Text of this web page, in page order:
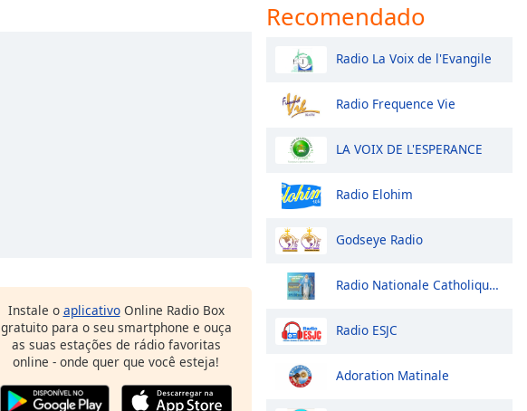
Instale o aplicativoOnline Radio Box
gratuito para o seu smartphone e ouça
as suas estações de rádio favoritas
online - onde quer que você esteja!
Recomendado
Radio La Voix de l'Evangile
Radio Frequence Vie
LA VOIX DE L'ESPERANCE
Radio Elohim
Godseye Radio
Radio Nationale Catholique Relais Bouake
Radio ESJC
Adoration Matinale